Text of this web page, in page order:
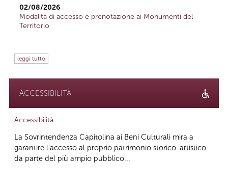
02/08/2026
Modalità di accesso e prenotazione ai Monumenti del
Territorio
leggi tutto
ACCESSIBILITÀ
Accessibilità
La Sovrintendenza Capitolina ai Beni Culturali mira a
garantire l’accesso al proprio patrimonio storico-artistico
da parte del più ampio pubblico...